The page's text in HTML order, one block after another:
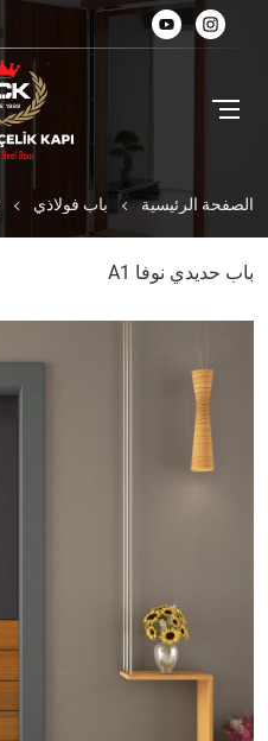
الصفحة الرئيسية باب فولاذي
باب حديدي نوفا A1